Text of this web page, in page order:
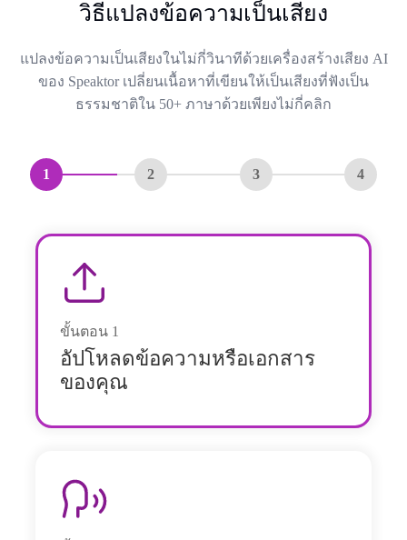
วิธีแปลงข้อความเป็นเสียง
แปลงข้อความเป็นเสียงในไม่กี่วินาทีด้วยเครื่องสร้างเสียง AI
ของ Speaktor เปลี่ยนเนื้อหาที่เขียนให้เป็นเสียงที่ฟังเป็น
ธรรมชาติใน 50+ ภาษาด้วยเพียงไม่กี่คลิก
1 2 3 4
ขั้นตอน 1
อัปโหลดข้อความหรือเอกสาร
ของคุณ